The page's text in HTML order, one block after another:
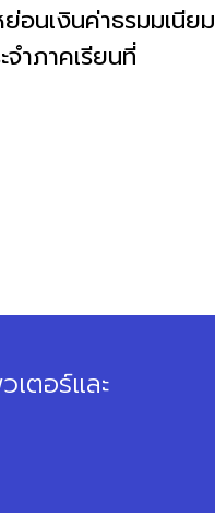
นเงินค่าธรมมเนียม
ำภาคเรียนที่
ตอร์และ